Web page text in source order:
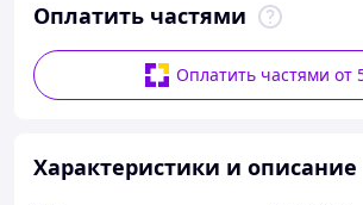
Оплатить частями
Оплатить частями от
Характеристики и описание